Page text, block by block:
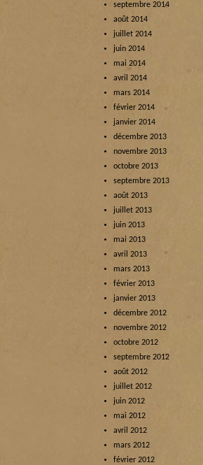
septembre 2014
août 2014
juillet 2014
juin 2014
mai 2014
avril 2014
mars 2014
février 2014
janvier 2014
décembre 2013
novembre 2013
octobre 2013
septembre 2013
août 2013
juillet 2013
juin 2013
mai 2013
avril 2013
mars 2013
février 2013
janvier 2013
décembre 2012
novembre 2012
octobre 2012
septembre 2012
août 2012
juillet 2012
juin 2012
mai 2012
avril 2012
mars 2012
février 2012